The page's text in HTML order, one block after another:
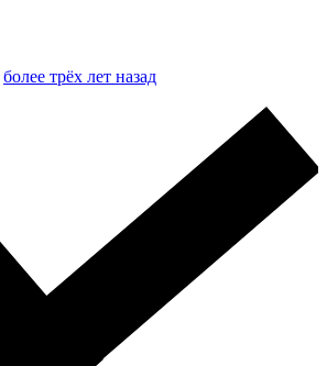
более трёх лет назад